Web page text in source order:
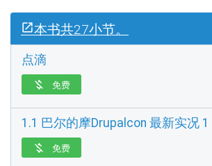
本书共27小节。
点滴
 免费
1.1 巴尔的摩Drupalcon 最新实况 1
 免费